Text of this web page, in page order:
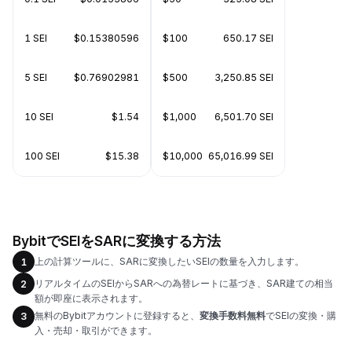
1 SEI $0.15380596
5 SEI $0.76902981
10 SEI $1.54
100 SEI $15.38
$100 650.17 SEI
$500 3,250.85 SEI
$1,000 6,501.70 SEI
$10,000 65,016.99 SEI
BybitでSEIをSARに変換する方法
1
上の計算ツールに、SARに変換したいSEIの数量を入力します。
2
リアルタイムのSEIからSARへの為替レートに基づき、SAR建ての相当
額が即座に表示されます。
3
無料のBybitアカウントに登録すると、 変換手数料無料でSEIの変換・購
入・売却・取引ができます。